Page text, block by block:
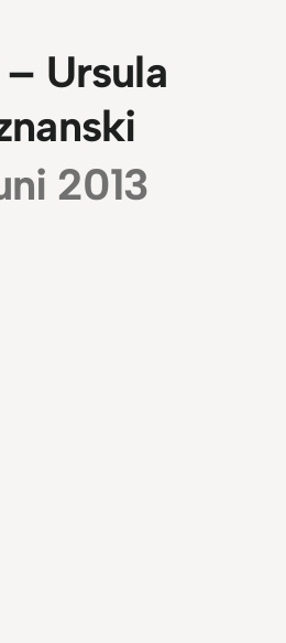
Ursula
2013